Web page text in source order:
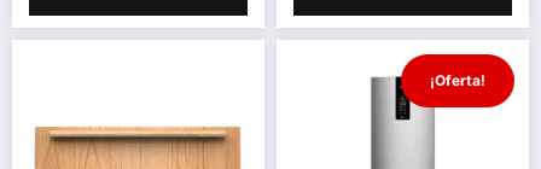
¡Oferta!